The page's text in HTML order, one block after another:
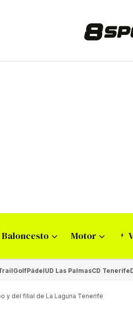
Baloncesto Motor
GolfPádelUD Las PalmasCD Tenerife
y del filial de La Laguna Tenerife